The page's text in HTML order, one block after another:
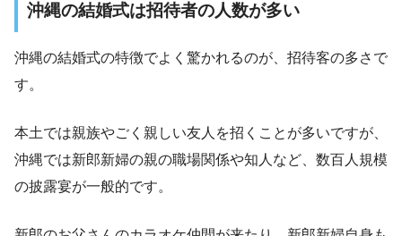
沖縄の結婚式は招待者の人数が多い
沖縄の結婚式の特徴でよく驚かれるのが、招待客の多さで
す。
本土では親族やごく親しい友人を招くことが多いですが、
沖縄では新郎新婦の親の職場関係や知人など、数百人規模
の披露宴が一般的です。